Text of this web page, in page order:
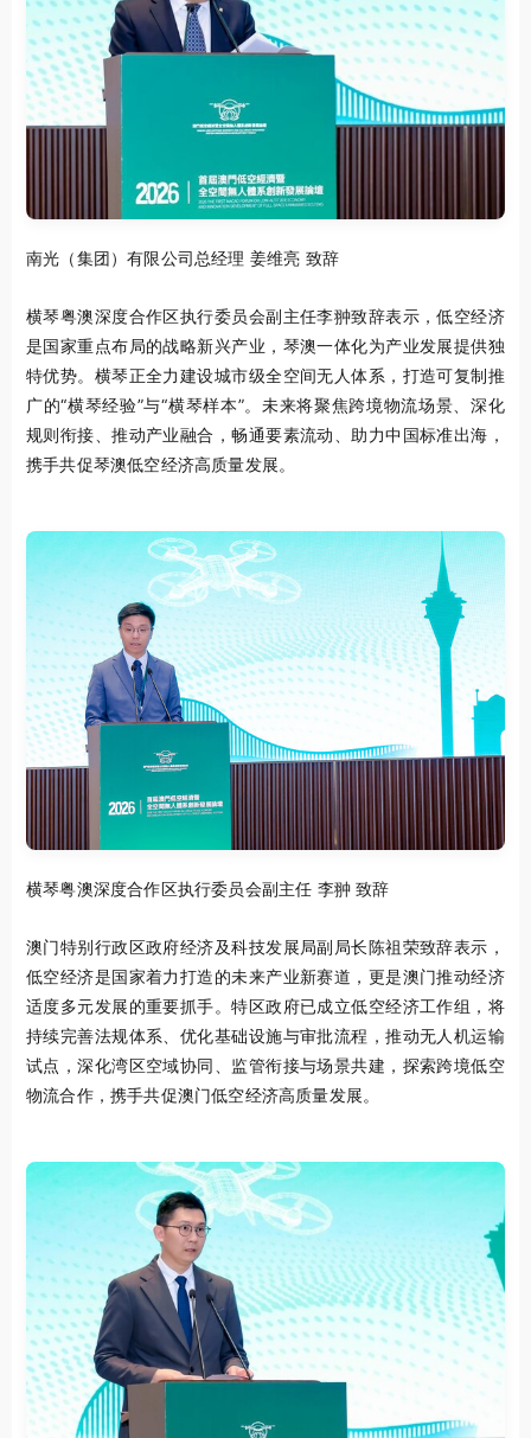
南光（集团）有限公司总经理 姜维亮 致辞
横琴粤澳深度合作区执行委员会副主任李翀致辞表示，低空经济
是国家重点布局的战略新兴产业，琴澳一体化为产业发展提供独
特优势。横琴正全力建设城市级全空间无人体系，打造可复制推
广的“横琴经验”与“横琴样本”。未来将聚焦跨境物流场景、深化
规则衔接、推动产业融合，畅通要素流动、助力中国标准出海，
携手共促琴澳低空经济高质量发展。
横琴粤澳深度合作区执行委员会副主任 李翀 致辞
澳门特别行政区政府经济及科技发展局副局长陈祖荣致辞表示，
低空经济是国家着力打造的未来产业新赛道，更是澳门推动经济
适度多元发展的重要抓手。特区政府已成立低空经济工作组，将
持续完善法规体系、优化基础设施与审批流程，推动无人机运输
试点，深化湾区空域协同、监管衔接与场景共建，探索跨境低空
物流合作，携手共促澳门低空经济高质量发展。